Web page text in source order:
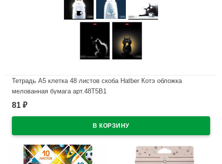
Тетрадь А5 клетка 48 листов скоба Hatber Котэ обложка
мелованная бумага арт.48Т5В1
В наличии
81 ₽